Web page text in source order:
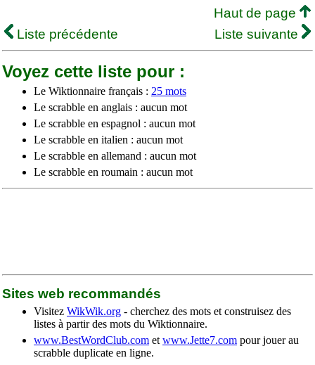
Haut de page
Liste précédente
Liste suivante
Voyez cette liste pour :
Le Wiktionnaire français : 25 mots
Le scrabble en anglais : aucun mot
Le scrabble en espagnol : aucun mot
Le scrabble en italien : aucun mot
Le scrabble en allemand : aucun mot
Le scrabble en roumain : aucun mot
Sites web recommandés
Visitez WikWik.org - cherchez des mots et construisez des
listes à partir des mots du Wiktionnaire.
www.BestWordClub.com et www.Jette7.com pour jouer au
scrabble duplicate en ligne.